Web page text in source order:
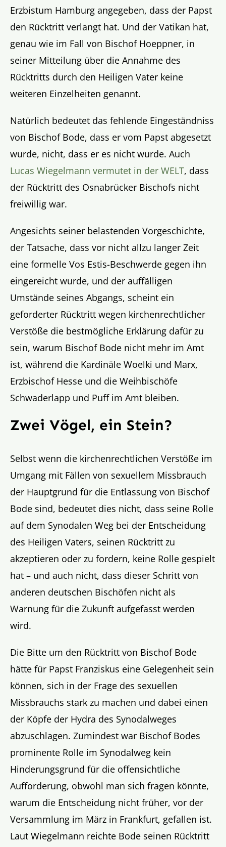
Erzbistum Hamburg angegeben, dass der Papst
den Rücktritt verlangt hat. Und der Vatikan hat,
genau wie im Fall von Bischof Hoeppner, in
seiner Mitteilung über die Annahme des
Rücktritts durch den Heiligen Vater keine
weiteren Einzelheiten genannt.
Natürlich bedeutet das fehlende Eingeständniss
von Bischof Bode, dass er vom Papst abgesetzt
wurde, nicht, dass er es nicht wurde. Auch
Lucas Wiegelmann vermutet in der WELT, dass
der Rücktritt des Osnabrücker Bischofs nicht
freiwillig war.
Angesichts seiner belastenden Vorgeschichte,
der Tatsache, dass vor nicht allzu langer Zeit
eine formelle Vos Estis-Beschwerde gegen ihn
eingereicht wurde, und der auffälligen
Umstände seines Abgangs, scheint ein
geforderter Rücktritt wegen kirchenrechtlicher
Verstöße die bestmögliche Erklärung dafür zu
sein, warum Bischof Bode nicht mehr im Amt
ist, während die Kardinäle Woelki und Marx,
Erzbischof Hesse und die Weihbischöfe
Schwaderlapp und Puff im Amt bleiben.
Zwei Vögel, ein Stein?
Selbst wenn die kirchenrechtlichen Verstöße im
Umgang mit Fällen von sexuellem Missbrauch
der Hauptgrund für die Entlassung von Bischof
Bode sind, bedeutet dies nicht, dass seine Rolle
auf dem Synodalen Weg bei der Entscheidung
des Heiligen Vaters, seinen Rücktritt zu
akzeptieren oder zu fordern, keine Rolle gespielt
hat – und auch nicht, dass dieser Schritt von
anderen deutschen Bischöfen nicht als
Warnung für die Zukunft aufgefasst werden
wird.
Die Bitte um den Rücktritt von Bischof Bode
hätte für Papst Franziskus eine Gelegenheit sein
können, sich in der Frage des sexuellen
Missbrauchs stark zu machen und dabei einen
der Köpfe der Hydra des Synodalweges
abzuschlagen. Zumindest war Bischof Bodes
prominente Rolle im Synodalweg kein
Hinderungsgrund für die offensichtliche
Aufforderung, obwohl man sich fragen könnte,
warum die Entscheidung nicht früher, vor der
Versammlung im März in Frankfurt, gefallen ist.
Laut Wiegelmann reichte Bode seinen Rücktritt